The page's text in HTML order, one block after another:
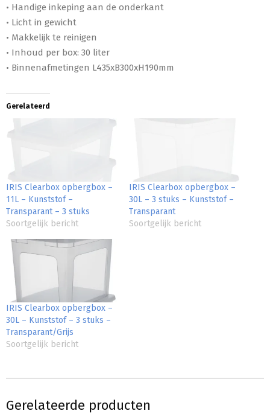
• Handige inkeping aan de onderkant
• Licht in gewicht
• Makkelijk te reinigen
• Inhoud per box: 30 liter
• Binnenafmetingen L435xB300xH190mm
Gerelateerd
IRIS Clearbox opbergbox –
11L – Kunststof –
Transparant – 3 stuks
Soortgelijk bericht
IRIS Clearbox opbergbox –
30L – 3 stuks – Kunststof –
Transparant
Soortgelijk bericht
IRIS Clearbox opbergbox –
30L – Kunststof – 3 stuks –
Transparant/Grijs
Soortgelijk bericht
Gerelateerde producten